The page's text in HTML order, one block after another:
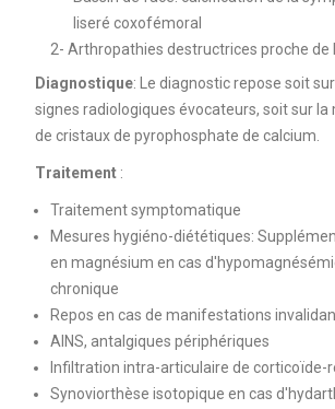
liseré coxofémoral
2- Arthropathies destructrices proche de
Diagnostique: Le diagnostic repose soit
signes radiologiques évocateurs, soit sur la
de cristaux de pyrophosphate de calcium.
Traitement:
Traitement symptomatique
Mesures hygiéno-diététiques:
en magnésium en cas
chronique
Repos en cas de manifestations
AINS, antalgiques périphériques
Infiltration intra-articulaire de corticoïde-
Synoviorthèse isotopique en cas